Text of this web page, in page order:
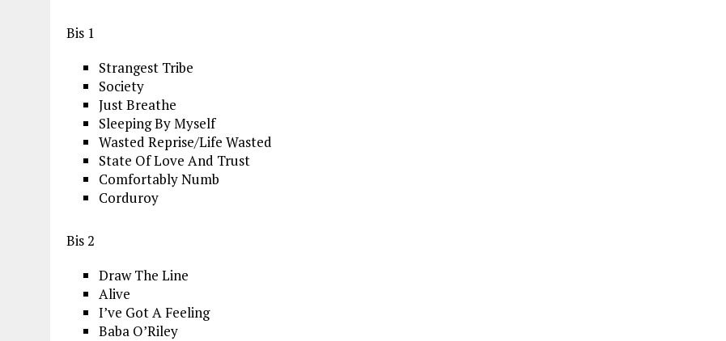
Bis 1
Strangest Tribe
Society
Just Breathe
Sleeping By Myself
Wasted Reprise/Life Wasted
State Of Love And Trust
Comfortably Numb
Corduroy
Bis 2
Draw The Line
Alive
I’ve Got A Feeling
Baba O’Riley